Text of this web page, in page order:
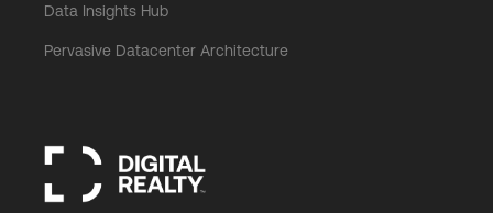
Data Insights Hub
Pervasive Datacenter Architecture